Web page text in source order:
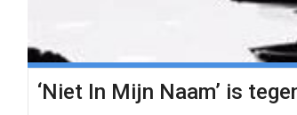
‘Niet In Mijn Naam’ is